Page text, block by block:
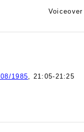
Voiceover
1985 , 21:05-21:25